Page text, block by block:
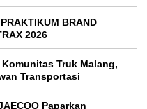
BRAND
2026
Truk Malang,
Transportasi
Paparkan